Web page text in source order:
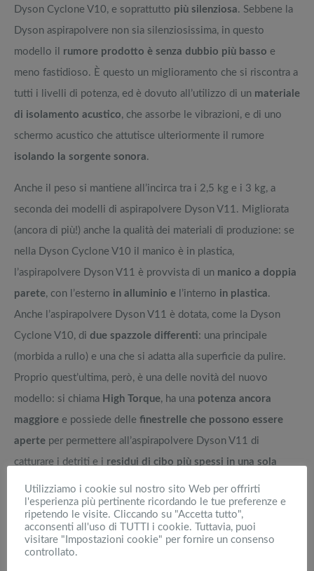
Dyson Cyclone V10, e soprattutto più silenziosa. Sebbene la
Dyson aspirapolvere non sia silenziosissima, in questo
modello il rumore prodotto è senza dubbio più basso e
meno fastidioso. È questo un miglioramento che si riscontra a
tutti i livelli di potenza, ed è dovuto all’utilizzo di un materiale
di isolamento acustico, che assorbe le vibrazioni, e di uno
schermo acustico che attutisce ulteriormente il rumore
isolando la sorgente sonora.
Anche il peso si mantiene all’incirca tra i 2,5 kg e i 3 kg, a
seconda dei modelli di aspirapolvere Dyson V11. Migliorata
(ancora di più!) anche la qualità dei materiali di produzione: se
nella Dyson Cyclone V10 il manico è in plastica,
l’aspirapolvere Dyson V11 è provvista di un manico a doppia
parete, con l’esterno in alluminio e l’interno in plastica.
Anche l’aspirapolvere Dyson V11 è dotata, come la Dyson
Cyclone V10, di due spazzole differenti: una principale
(morbida a rullo) e una che si adatta alla superficie da pulire.
Proprio quest’ultima, però, è una delle novità del nuovo
modello: si chiama High Torque, ha una potenza ancora
maggiore e possiede delle finestrelle che possono essere
aperte per permettere all’aspirapolvere Dyson V11 di
catturare i detriti e i residui di cibo più spessi in una sola
passata
, senza bisogno di sollevarla.
2
Aspirapolvere Dyson V11: maggiore potenza,
maggiore autonomia
Utilizziamo i cookie sul nostro sito Web per offrirti
l'esperienza più pertinente ricordando le tue preferenze e
ripetendo le visite. Cliccando su "Accetta tutto",
acconsenti all'uso di TUTTI i cookie. Tuttavia, puoi
visitare "Impostazioni cookie" per fornire un consenso
controllato.